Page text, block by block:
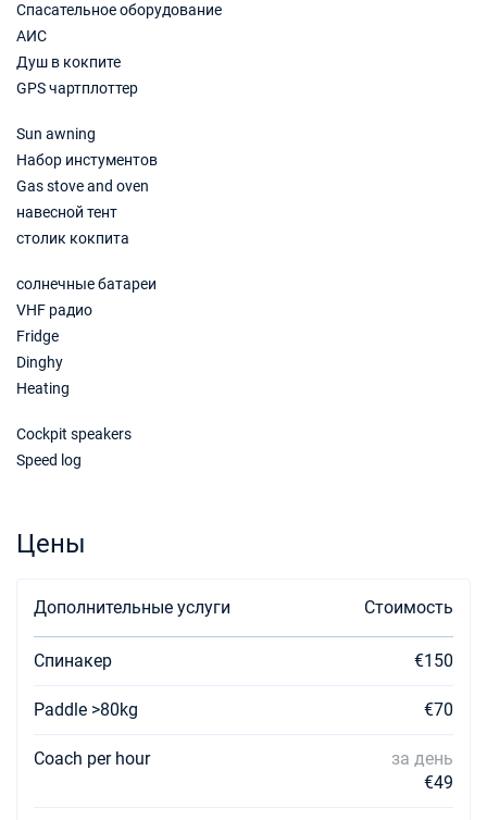
Спасательное оборудование
АИС
Душ в кокпите
GPS чартплоттер
Sun awning
Набор инстументов
Gas stove and oven
навесной тент
столик кокпита
солнечные батареи
VHF радио
Fridge
Dinghy
Heating
Cockpit speakers
Speed log
Цены
Дополнительные услуги Стоимость
Спинакер €150
Paddle >80kg €70
Coach per hour
за день
€49